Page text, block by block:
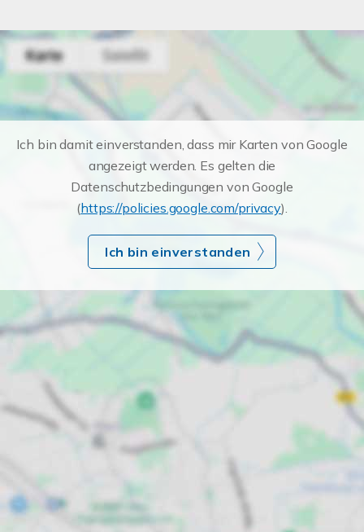
Ich bin damit einverstanden, dass mir Karten von Google
angezeigt werden. Es gelten die
Datenschutzbedingungen von Google
(https://policies.google.com/privacy).
Ich bin einverstanden